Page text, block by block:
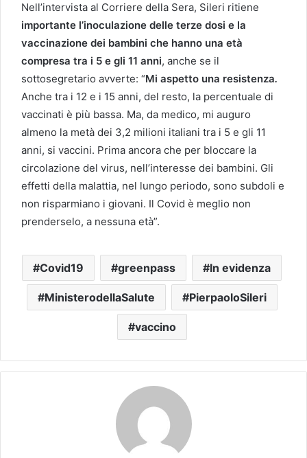
Nell’intervista al Corriere della Sera, Sileri ritiene
importante l’inoculazione delle terze dosi e la
vaccinazione dei bambini che hanno una età
compresa tra i 5 e gli 11 anni, anche se il
sottosegretario avverte: “Mi aspetto una resistenza.
Anche tra i 12 e i 15 anni, del resto, la percentuale di
vaccinati è più bassa. Ma, da medico, mi auguro
almeno la metà dei 3,2 milioni italiani tra i 5 e gli 11
anni, si vaccini. Prima ancora che per bloccare la
circolazione del virus, nell’interesse dei bambini. Gli
effetti della malattia, nel lungo periodo, sono subdoli e
non risparmiano i giovani. Il Covid è meglio non
prenderselo, a nessuna età”.
Covid19 greenpass In evidenza
MinisterodellaSalute PierpaoloSileri
vaccino